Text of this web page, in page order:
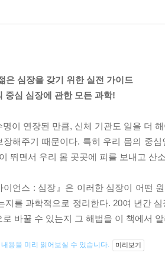
은 심장을 갖기 위한 실전 가이드
중심 심장에 관한 모든 과학!
명이 연장된 만큼, 신체 기관도 일을 더
장해주기 때문이다. 특히 우리 몸의 중
뛰면서 우리 몸 곳곳에 피를 보내고 산
이언스 : 심장』은 이러한 심장이 어떤
지를 과학적으로 정리한다. 20여 년간
로 바꿀 수 있는지 그 해법을 이 책에서
용을 미리 읽어보실 수 있습니다. 미리보기